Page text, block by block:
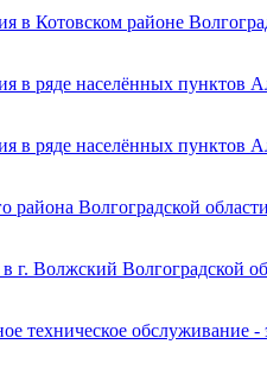
в Котовском районе
ряде населённых пунктов
ряде населённых пунктов
Волгоградской
г. Волжский Волгоградской
обслуживание -